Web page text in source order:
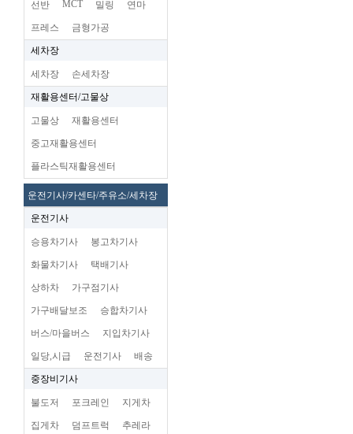
선반 MCT 밀링 연마
프레스 금형가공
세차장
세차장 손세차장
재활용센터/고물상
고물상 재활용센터
중고재활용센터
플라스틱재활용센터
운전기사/카센타/주유소/세차장
운전기사
승용차기사 봉고차기사
화물차기사 택배기사
상하차 가구점기사
가구배달보조 승합차기사
버스/마을버스 지입차기사
일당,시급 운전기사 배송
중장비기사
불도저 포크레인 지게차
집게차 덤프트럭 추레라